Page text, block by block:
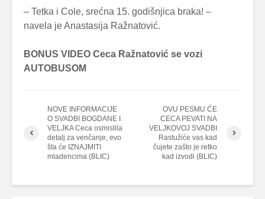
– Tetka i Cole, srećna 15. godišnjica braka! –
navela je Anastasija Ražnatović.
BONUS VIDEO Ceca Ražnatović se vozi
AUTOBUSOM
NOVE INFORMACIJE
O SVADBI BOGDANE I
VELJKA Ceca osmislila
detalj za venčanje, evo
šta će IZNAJMITI
mladencima (BLIC)
OVU PESMU ĆE
CECA PEVATI NA
VELJKOVOJ SVADBI
Rastužiće vas kad
čujete zašto je retko
kad izvodi (BLIC)